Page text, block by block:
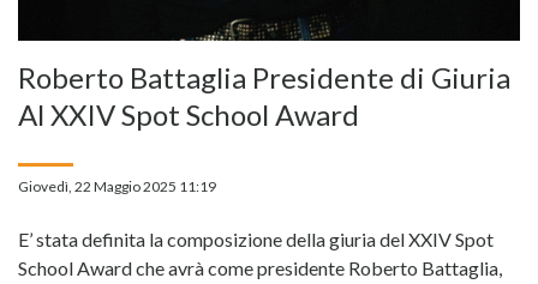
Roberto Battaglia Presidente di Giuria
Al XXIV Spot School Award
Giovedì, 22 Maggio 2025 11:19
E’ stata definita la composizione della giuria del XXIV Spot
School Award che avrà come presidente Roberto Battaglia,